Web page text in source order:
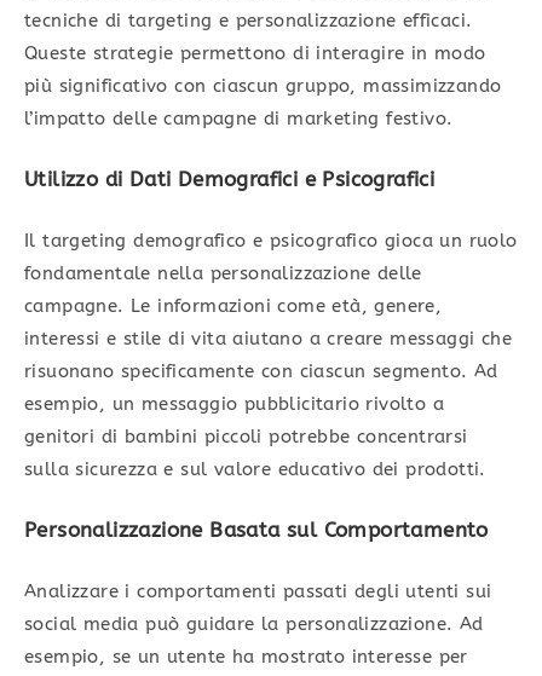
tecniche di targeting e personalizzazione efficaci.
Queste strategie permettono di interagire in modo
più significativo con ciascun gruppo, massimizzando
l’impatto delle campagne di marketing festivo.
Utilizzo di Dati Demografici e Psicografici
Il targeting demografico e psicografico gioca un ruolo
fondamentale nella personalizzazione delle
campagne. Le informazioni come età, genere,
interessi e stile di vita aiutano a creare messaggi che
risuonano specificamente con ciascun segmento. Ad
esempio, un messaggio pubblicitario rivolto a
genitori di bambini piccoli potrebbe concentrarsi
sulla sicurezza e sul valore educativo dei prodotti.
Personalizzazione Basata sul Comportamento
Analizzare i comportamenti passati degli utenti sui
social media può guidare la personalizzazione. Ad
esempio, se un utente ha mostrato interesse per